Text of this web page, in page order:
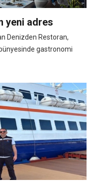
yeni adres
Denizden Restoran,
gastronomi